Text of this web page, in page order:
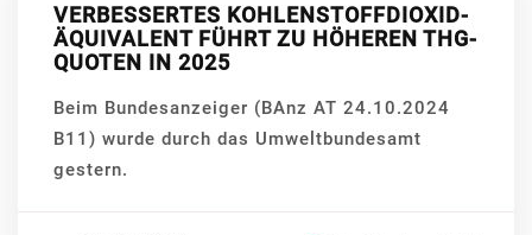
VERBESSERTES KOHLENSTOFFDIOXID-
ÄQUIVALENT FÜHRT ZU HÖHEREN THG-
QUOTEN IN 2025
Beim Bundesanzeiger (BAnz AT 24.10.2024
B11) wurde durch das Umweltbundesamt
gestern.